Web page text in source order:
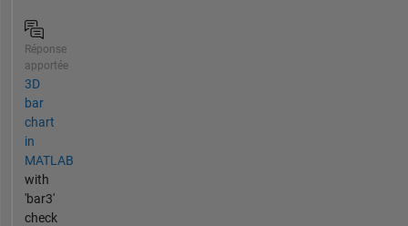
Réponse
apportée
3D
bar
chart
in
MATLAB
with
'bar3'
check